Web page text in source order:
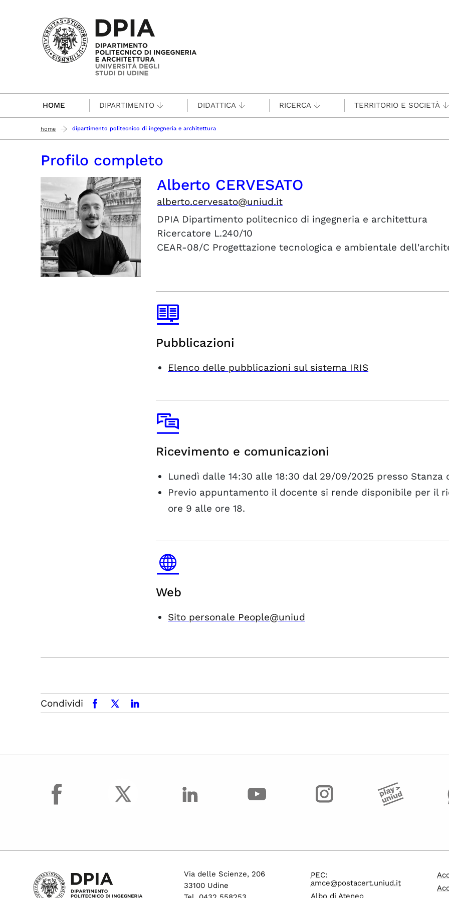
Passa al contenuto principale
HOME DIPARTIMENTO DIDATTICA RICERCA TERRITORIO E SOCIETÀ
home dipartimento politecnico di ingegneria e architettura
Profilo completo
Alberto CERVESATO
alberto.cervesato@uniud.it
DPIA Dipartimento politecnico di ingegneria e architettura
Ricercatore L.240/10
CEAR-08/C Progettazione tecnologica e ambientale
Pubblicazioni
Elenco delle pubblicazioni sul sistema IRIS
Ricevimento e comunicazioni
Lunedì dalle 14:30 alle 18:30 dal 29/09/2025 presso Stanza
Previo appuntamento il docente si rende disponibile per il
ore 9 alle ore 18.
Web
Sito personale People@uniud
Condividi facebookx.comlinkedin
facebook
Via delle Scienze, 206
33100 Udine
PEC:
amce@postacert.uniud.it
Albo di Ateneo